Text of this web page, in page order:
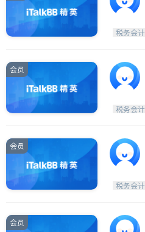
税务会计
会员
税务会计
会员
税务会计
会员